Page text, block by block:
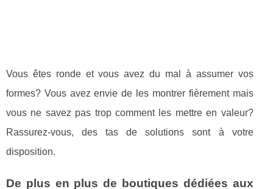
Vous êtes ronde et vous avez du mal à assumer vos
formes? Vous avez envie de les montrer fièrement mais
vous ne savez pas trop comment les mettre en valeur?
Rassurez-vous, des tas de solutions sont à votre
disposition.
De plus en plus de boutiques dédiées aux